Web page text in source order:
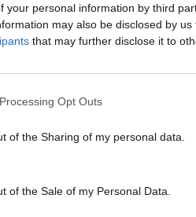
your personal information by third
may also be disclosed by
that may further disclose it to
Opt Outs
of the Sharing of my personal data.
of the Sale of my Personal Data.